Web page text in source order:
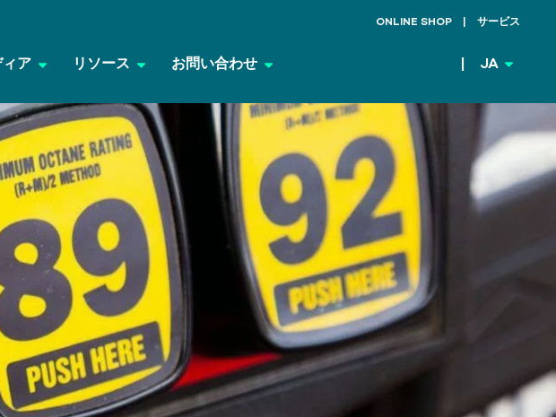
ONLINE SHOP サービス
ィア リソース お問い合わせ JA